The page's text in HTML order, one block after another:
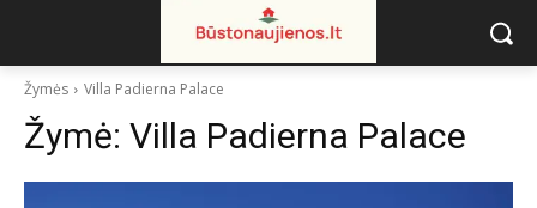
Žymės Villa Padierna Palace
Žymė: Villa Padierna Palace